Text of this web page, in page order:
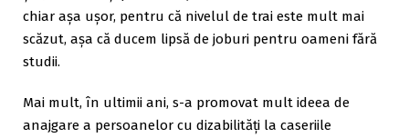
chiar așa ușor, pentru că nivelul de trai este mult mai
scăzut, așa că ducem lipsă de joburi pentru oameni fără
studii.
Mai mult, în ultimii ani, s-a promovat mult ideea de
anajgare a persoanelor cu dizabilități la caseriile